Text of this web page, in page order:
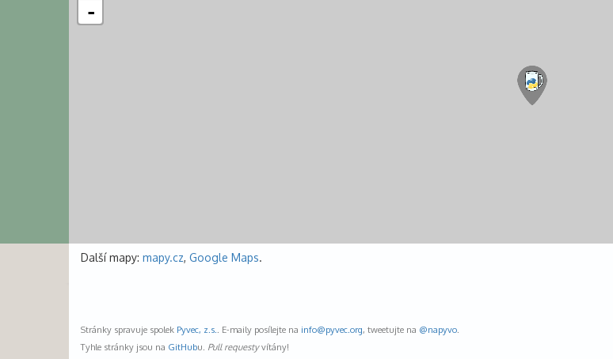
-
Další mapy: mapy.cz, Google Maps.
Stránky spravuje spolek Pyvec, z.s. . E-maily posílejte na info@pyvec.org, tweetujte na @napyvo
Tyhle stránky jsou na GitHubu. Pull requestyvítány!